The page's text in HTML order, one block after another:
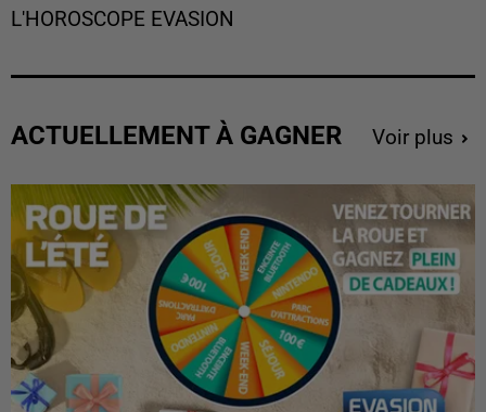
L'HOROSCOPE EVASION
ACTUELLEMENT À GAGNER Voir plus